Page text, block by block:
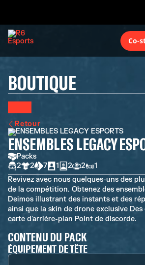
Co-
BOUTIQUE
Retour
ENSEMBLES LEGACY
Packs
2
2 7 1 2 2
1
Revivez avec nous quelques-uns des
de la compétition. Obtenez des
Deimos illustrant des instants et des
ainsi que la skin de drone exclusive
carte d'arrière-plan Point de discorde.
CONTENU DU PACK
ÉQUIPEMENT DE TÊTE